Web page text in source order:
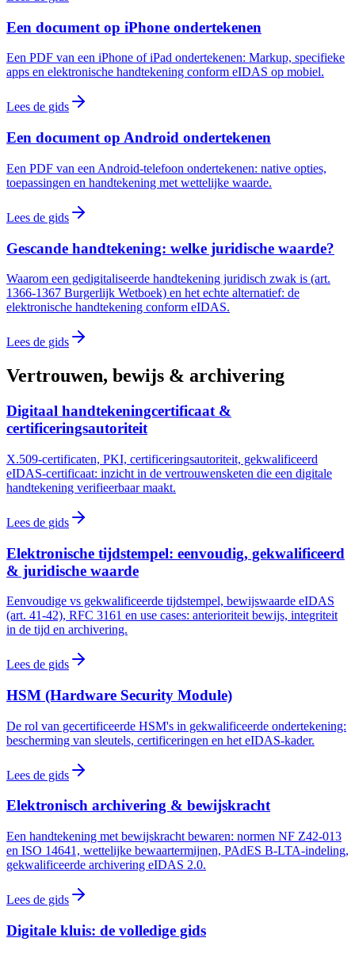
Een document op iPhone ondertekenen
Een PDF van een iPhone of iPad ondertekenen: Markup, specifieke
apps en elektronische handtekening conform eIDAS op mobiel.
Lees de gids
Een document op Android ondertekenen
Een PDF van een Android-telefoon ondertekenen: native opties,
toepassingen en handtekening met wettelijke waarde.
Lees de gids
Gescande handtekening: welke juridische waarde?
Waarom een gedigitaliseerde handtekening juridisch zwak is (art.
1366-1367 Burgerlijk Wetboek) en het echte alternatief: de
elektronische handtekening conform eIDAS.
Lees de gids
Vertrouwen, bewijs & archivering
Digitaal handtekeningcertificaat &
certificeringsautoriteit
X.509-certificaten, PKI, certificeringsautoriteit, gekwalificeerd
eIDAS-certificaat: inzicht in de vertrouwensketen die een digitale
handtekening verifieerbaar maakt.
Lees de gids
Elektronische tijdstempel: eenvoudig, gekwalificeerd
& juridische waarde
Eenvoudige vs gekwalificeerde tijdstempel, bewijswaarde eIDAS
(art. 41-42), RFC 3161 en use cases: anterioriteit bewijs, integriteit
in de tijd en archivering.
Lees de gids
HSM (Hardware Security Module)
De rol van gecertificeerde HSM's in gekwalificeerde ondertekening:
bescherming van sleutels, certificeringen en het eIDAS-kader.
Lees de gids
Elektronisch archivering & bewijskracht
Een handtekening met bewijskracht bewaren: normen NF Z42-013
en ISO 14641, wettelijke bewaartermijnen, PAdES B-LTA-indeling,
gekwalificeerde archivering eIDAS 2.0.
Lees de gids
Digitale kluis: de volledige gids